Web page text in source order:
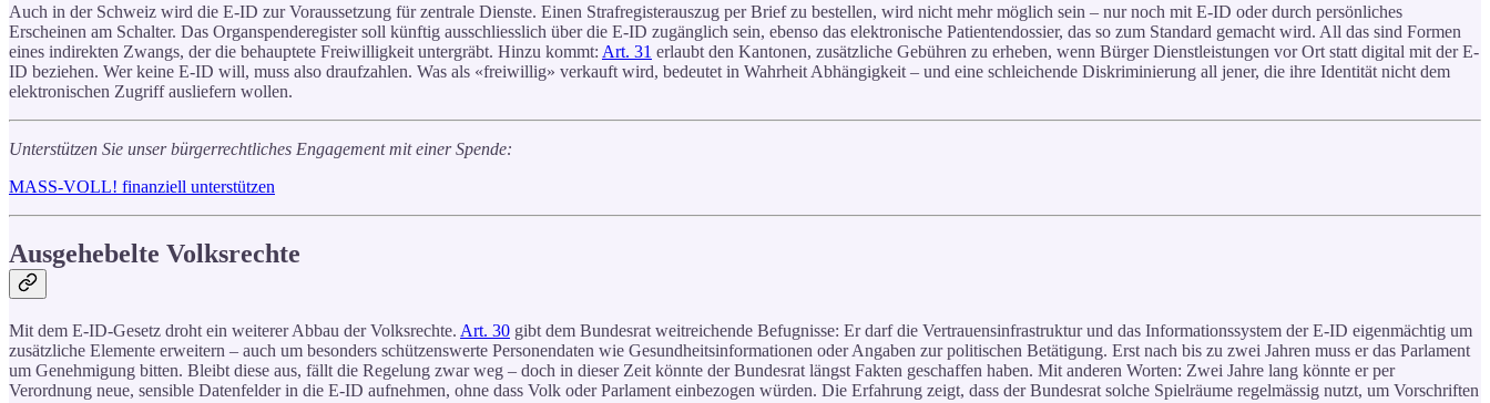
Auch in der Schweiz wird die E-ID zur Voraussetzung für zentrale Dienste. Einen Strafregisterauszug per Brief zu bestellen, wird nicht mehr möglich sein – nur noch mit E-ID oder durch persönliches
Erscheinen am Schalter. Das Organspenderegister soll künftig ausschliesslich über die E-ID zugänglich sein, ebenso das elektronische Patientendossier, das so zum Standard gemacht wird. All das sind Formen
eines indirekten Zwangs, der die behauptete Freiwilligkeit untergräbt. Hinzu kommt: Art. 31 erlaubt den Kantonen, zusätzliche Gebühren zu erheben, wenn Bürger Dienstleistungen vor Ort statt digital mit der E-
ID beziehen. Wer keine E-ID will, muss also draufzahlen. Was als «freiwillig» verkauft wird, bedeutet in Wahrheit Abhängigkeit – und eine schleichende Diskriminierung all jener, die ihre Identität nicht dem
elektronischen Zugriff ausliefern wollen.
Unterstützen Sie unser bürgerrechtliches Engagement mit einer Spende:
MASS-VOLL! finanziell unterstützen
Ausgehebelte Volksrechte
Mit dem E-ID-Gesetz droht ein weiterer Abbau der Volksrechte. Art. 30 gibt dem Bundesrat weitreichende Befugnisse: Er darf die Vertrauensinfrastruktur und das Informationssystem der E-ID eigenmächtig um
zusätzliche Elemente erweitern – auch um besonders schützenswerte Personendaten wie Gesundheitsinformationen oder Angaben zur politischen Betätigung. Erst nach bis zu zwei Jahren muss er das Parlament
um Genehmigung bitten. Bleibt diese aus, fällt die Regelung zwar weg – doch in dieser Zeit könnte der Bundesrat längst Fakten geschaffen haben. Mit anderen Worten: Zwei Jahre lang könnte er per
Verordnung neue, sensible Datenfelder in die E-ID aufnehmen, ohne dass Volk oder Parlament einbezogen würden. Die Erfahrung zeigt, dass der Bundesrat solche Spielräume regelmässig nutzt, um Vorschriften